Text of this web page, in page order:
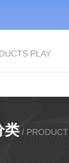
PLAY
类 / PRODUCT